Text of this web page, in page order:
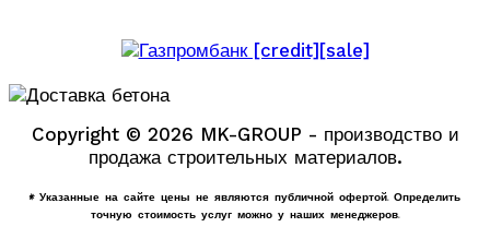
Copyright © 2026 MK-GROUP - производство и
продажа строительных материалов.
* Указанные на сайте цены не являются публичной офертой. Определить
точную стоимость услуг можно у наших менеджеров.